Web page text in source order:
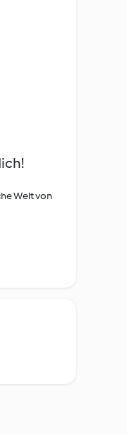
Welt von